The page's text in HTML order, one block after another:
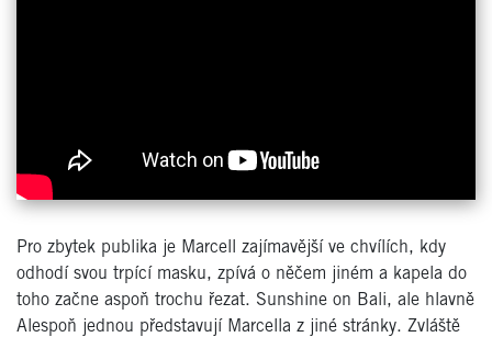
Pro zbytek publika je Marcell zajímavější ve chvílích, kdy
odhodí svou trpící masku, zpívá o něčem jiném a kapela do
toho začne aspoň trochu řezat. Sunshine on Bali, ale hlavně
Alespoň jednou představují Marcella z jiné stránky. Zvláště